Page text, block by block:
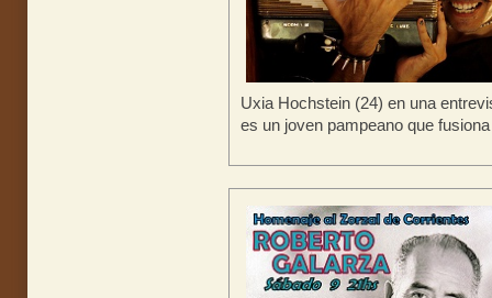
Uxia Hochstein (24) en una
es un joven pampeano que